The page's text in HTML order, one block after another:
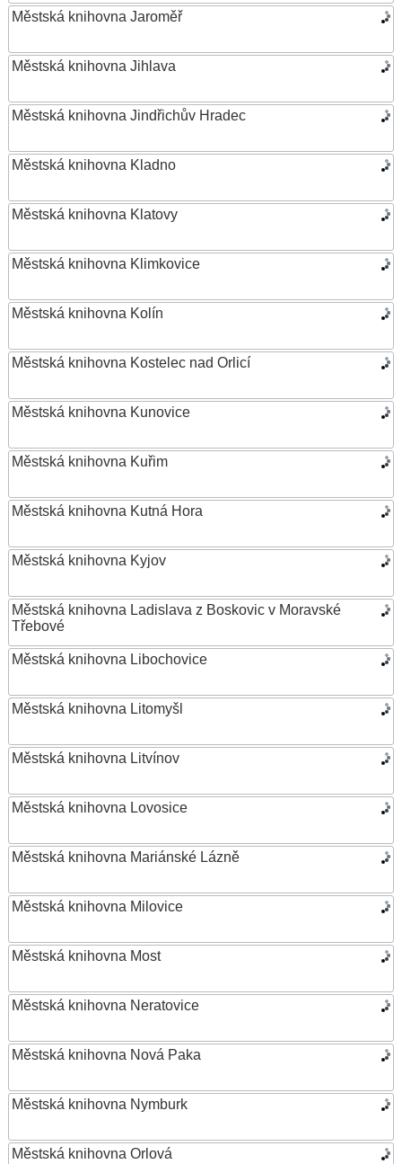
Městská knihovna Jaroměř
Městská knihovna Jihlava
Městská knihovna Jindřichův Hradec
Městská knihovna Kladno
Městská knihovna Klatovy
Městská knihovna Klimkovice
Městská knihovna Kolín
Městská knihovna Kostelec nad Orlicí
Městská knihovna Kunovice
Městská knihovna Kuřim
Městská knihovna Kutná Hora
Městská knihovna Kyjov
Městská knihovna Ladislava z Boskovic v Moravské
Třebové
Městská knihovna Libochovice
Městská knihovna Litomyšl
Městská knihovna Litvínov
Městská knihovna Lovosice
Městská knihovna Mariánské Lázně
Městská knihovna Milovice
Městská knihovna Most
Městská knihovna Neratovice
Městská knihovna Nová Paka
Městská knihovna Nymburk
Městská knihovna Orlová